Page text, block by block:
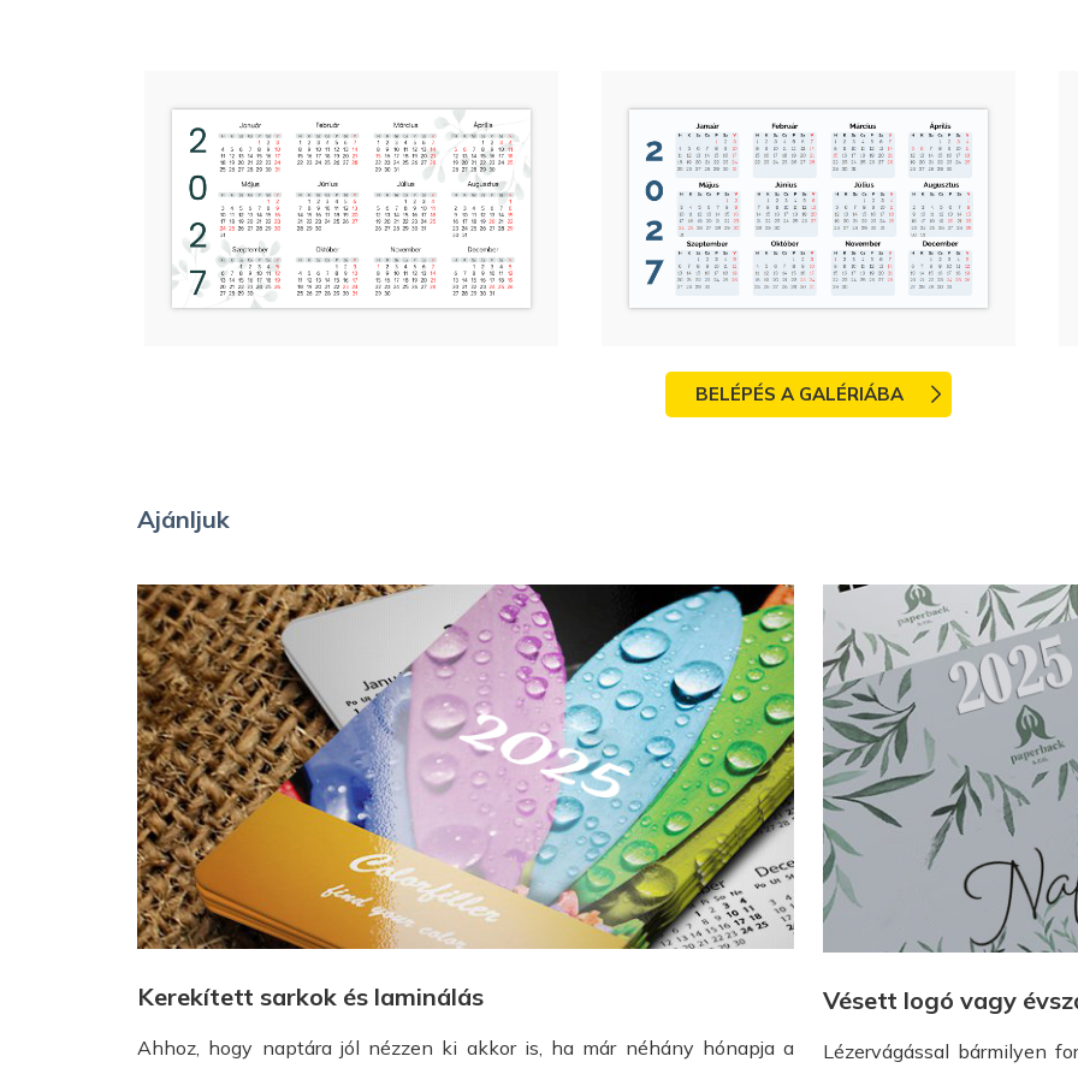
BELÉPÉS A GALÉRIÁBA
Ajánljuk
Kerekített sarkok és laminálás
Ahhoz, hogy naptára jól nézzen ki akkor is, ha már néhány hónapja a
Vésett logó vagy
Lézervágással bármilyen